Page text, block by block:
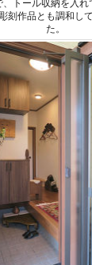
トール収納を入
刻作品とも調和し
た。